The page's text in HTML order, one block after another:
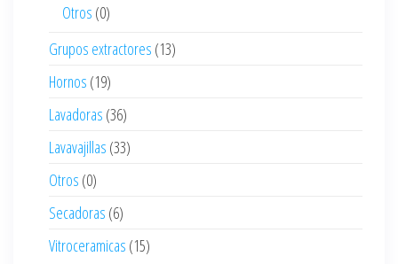
Otros (0)
Grupos extractores (13)
Hornos (19)
Lavadoras (36)
Lavavajillas (33)
Otros (0)
Secadoras (6)
Vitroceramicas (15)